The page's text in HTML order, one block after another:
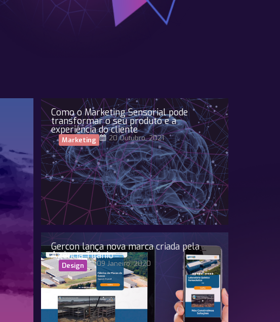
Como o Marketing Sensorial pode
transformar o seu produto e a
experiência do cliente
Marketing 20 Outubro, 2021
Gercon lança nova marca criada pela
Agência Titânio
Design 09 Janeiro, 2020